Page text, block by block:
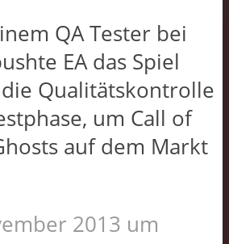
QA Tester bei
EA das Spiel
Qualitätskontrolle
um Call of
auf dem Markt
2013 um